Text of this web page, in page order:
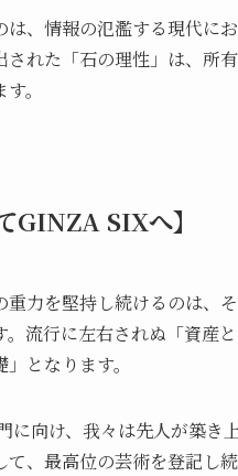
、情報の氾濫する現代に
れた「石の理性」は、所
。
GINZA SIXへ】
力を堅持し続けるのは、
。流行に左右されぬ「資産
となります。
向け、我々は先人が築き
、最高位の芸術を登記し続